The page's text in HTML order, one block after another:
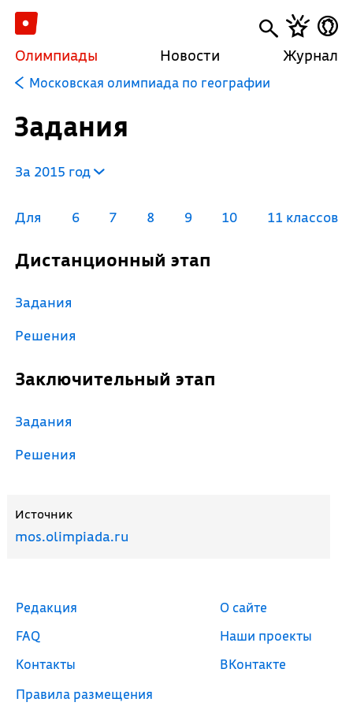
Олимпиады Новости Журнал
Московская олимпиада по географии
Задания
За 2015 год
Для 6 7 8 9 10 11 классов
Дистанционный этап
Задания
Решения
Заключительный этап
Задания
Решения
Источник
mos.olimpiada.ru
Редакция
FAQ
Контакты
Правила размещения
О сайте
Наши проекты
ВКонтакте